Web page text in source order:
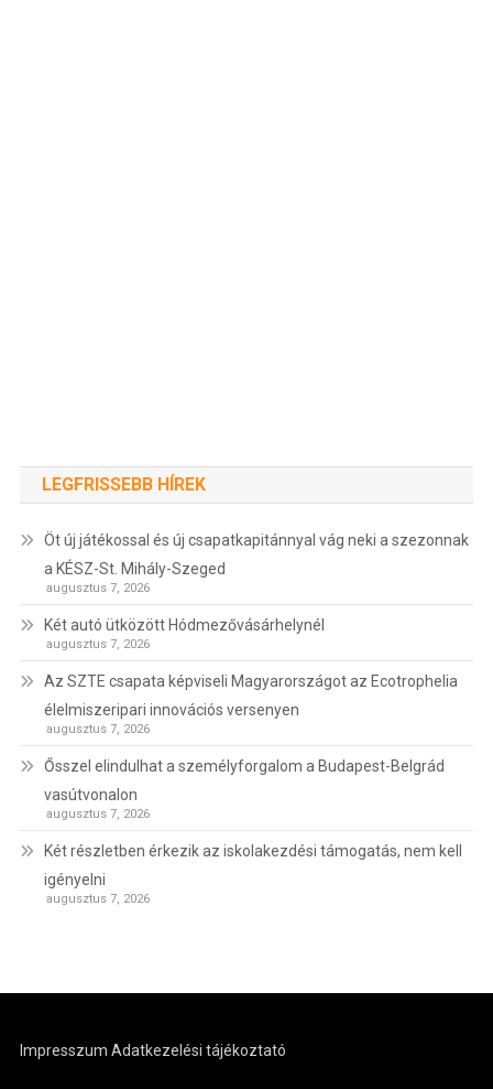
LEGFRISSEBB HÍREK
Öt új játékossal és új csapatkapitánnyal vág neki a szezonnak
a KÉSZ-St. Mihály-Szeged
augusztus 7, 2026
Két autó ütközött Hódmezővásárhelynél
augusztus 7, 2026
Az SZTE csapata képviseli Magyarországot az Ecotrophelia
élelmiszeripari innovációs versenyen
augusztus 7, 2026
Ősszel elindulhat a személyforgalom a Budapest-Belgrád
vasútvonalon
augusztus 7, 2026
Két részletben érkezik az iskolakezdési támogatás, nem kell
igényelni
augusztus 7, 2026
Impresszum Adatkezelési tájékoztató